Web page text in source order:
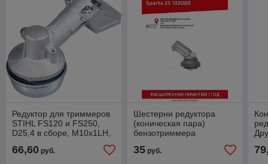
Редуктор для триммеров
STIHL FS120 и FS250,
D25,4 в сборе, М10х1LH,
66,60 руб.
Шестерни редуктора
(коническая пара)
бензотриммера
Sparta 25, 26, Efco Stark
35руб.